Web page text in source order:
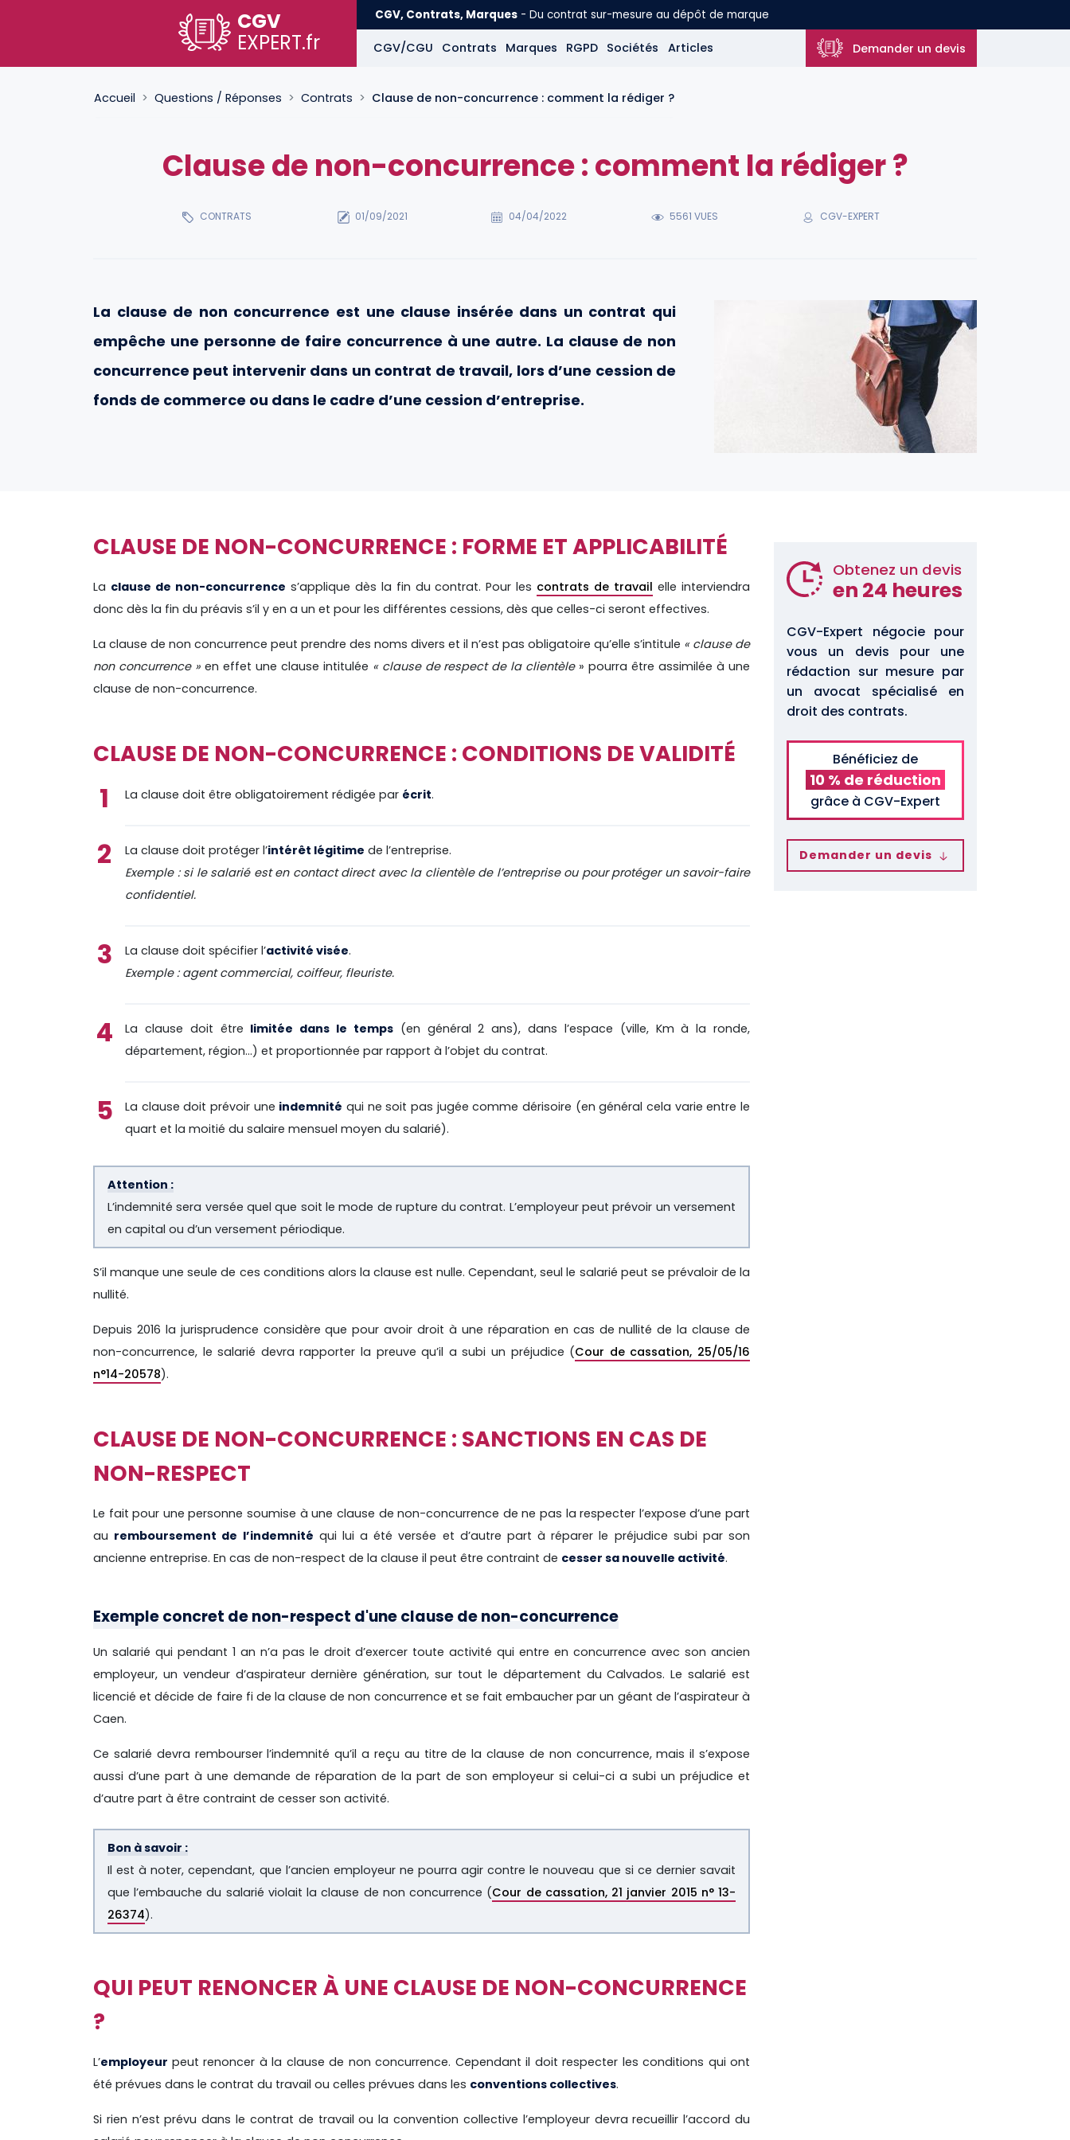
CGV
EXPERT.fr
CGV, Contrats, Marques - Du contrat sur-mesure au dépôt de marque
CGV/CGU Contrats Marques RGPD Sociétés Articles Demander un devis
Accueil Questions / Réponses Contrats Clause de non-concurrence : comment la rédiger ?
Clause de non-concurrence : comment la rédiger ?
CONTRATS 01/09/2021 04/04/2022 5561 VUES CGV-EXPERT
La clause de non concurrence est une clause insérée dans un contrat qui
empêche une personne de faire concurrence à une autre. La clause de non
concurrence peut intervenir dans un contrat de travail, lors d’une cession de
fonds de commerce ou dans le cadre d’une cession d’entreprise.
CLAUSE DE NON-CONCURRENCE : FORME ET APPLICABILITÉ
La clause de non-concurrence s’applique dès la fin du contrat. Pour les contrats de travail elle interviendra
donc dès la fin du préavis s’il y en a un et pour les différentes cessions, dès que celles-ci seront effectives.
La clause de non concurrence peut prendre des noms divers et il n’est pas obligatoire qu’elle s’intitule « clause de
non concurrence »en effet une clause intitulée « clause de respect de la clientèle » pourra être assimilée à une
clause de non-concurrence.
CLAUSE DE NON-CONCURRENCE : CONDITIONS DE VALIDITÉ
La clause doit être obligatoirement rédigée par écrit.
La clause doit protéger l’intérêt légitime de l’entreprise.
Exemple : si le salarié est en contact direct avec la clientèle de l’entreprise ou pour protéger un savoir-faire
confidentiel.
La clause doit spécifier l’activité visée.
Exemple : agent commercial, coiffeur, fleuriste.
La clause doit être limitée dans le temps(en général 2 ans), dans l’espace (ville, Km à la ronde,
département, région…) et proportionnée par rapport à l’objet du contrat.
La clause doit prévoir une indemnité qui ne soit pas jugée comme dérisoire (en général cela varie entre le
quart et la moitié du salaire mensuel moyen du salarié).
Attention :
L’indemnité sera versée quel que soit le mode de rupture du contrat. L’employeur peut prévoir un versement
en capital ou d’un versement périodique.
S’il manque une seule de ces conditions alors la clause est nulle. Cependant, seul le salarié peut se prévaloir de la
nullité.
Depuis 2016 la jurisprudence considère que pour avoir droit à une réparation en cas de nullité de la clause de
non-concurrence, le salarié devra rapporter la preuve qu’il a subi un préjudice (Cour de cassation, 25/05/16
n°14-20578).
CLAUSE DE NON-CONCURRENCE : SANCTIONS EN CAS DE
NON-RESPECT
Le fait pour une personne soumise à une clause de non-concurrence de ne pas la respecter l’expose d’une part
au remboursement de l’indemnité qui lui a été versée et d’autre part à réparer le préjudice subi par son
ancienne entreprise. En cas de non-respect de la clause il peut être contraint de cesser sa nouvelle activité.
Exemple concret de non-respect d'une clause de non-concurrence
Un salarié qui pendant 1 an n’a pas le droit d’exercer toute activité qui entre en concurrence avec son ancien
employeur, un vendeur d’aspirateur dernière génération, sur tout le département du Calvados. Le salarié est
licencié et décide de faire fi de la clause de non concurrence et se fait embaucher par un géant de l’aspirateur à
Caen.
Ce salarié devra rembourser l’indemnité qu’il a reçu au titre de la clause de non concurrence, mais il s’expose
aussi d’une part à une demande de réparation de la part de son employeur si celui-ci a subi un préjudice et
d’autre part à être contraint de cesser son activité.
Bon à savoir :
Il est à noter, cependant, que l’ancien employeur ne pourra agir contre le nouveau que si ce dernier savait
que l’embauche du salarié violait la clause de non concurrence (Cour de cassation, 21 janvier 2015 n° 13-
26374).
QUI PEUT RENONCER À UNE CLAUSE DE NON-CONCURRENCE
?
L’employeur peut renoncer à la clause de non concurrence. Cependant il doit respecter les conditions qui ont
été prévues dans le contrat du travail ou celles prévues dans les conventions collectives.
Si rien n’est prévu dans le contrat de travail ou la convention collective l’employeur devra recueillir l’accord du
Obtenez un devis
en 24 heures
CGV-Expert négocie pour
vous un devis pour une
rédaction sur mesure par
un avocat spécialisé en
droit des contrats.
Bénéficiez de
10 % de réduction
grâce à CGV-Expert
Demander un devis